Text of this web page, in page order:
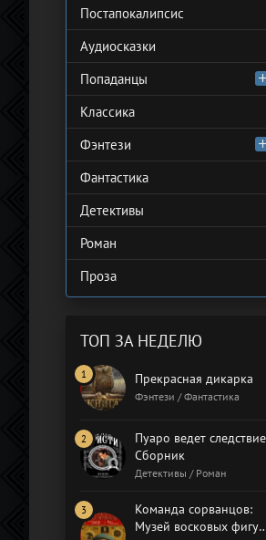
Постапокалипсис
Аудиосказки
Попаданцы
Классика
Фэнтези
Фантастика
Детективы
Роман
Проза
ТОП ЗА НЕДЕЛЮ
Прекрасная дикарка
Фэнтези / Фантастика
Пуаро ведет
Сборник
Детективы / Роман
Команда сорванцов:
Музей восковых